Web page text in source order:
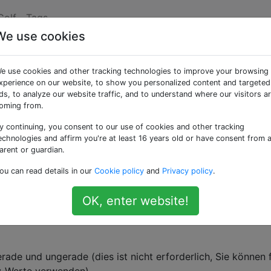
Tags
ungerade?
Paritätstest durchgeführt (es gibt einen C / C ++ -
als C / C ++ verhindert, und andere Nicht-Vanille-
geschlossen) einer.
die Parität (dh ob die Zahl gerade oder ungerade ist) in
Sie können wählen, ob wahrheitsgemäße
entsprechen.
und ungerade (dies ist nicht erforderlich, Sie können
use cookies
use cookies and other tracking technologies to improve your browsing
on our website, to show you personalized content and targeted
to analyze our website traffic, and to understand where our visitors
from.
continuing, you consent to our use of cookies and other tracking
and affirm you're at least 16 years old or have consent from a
or guardian.
can read details in our Cookie policy and Privacy policy.
OK, enter website!